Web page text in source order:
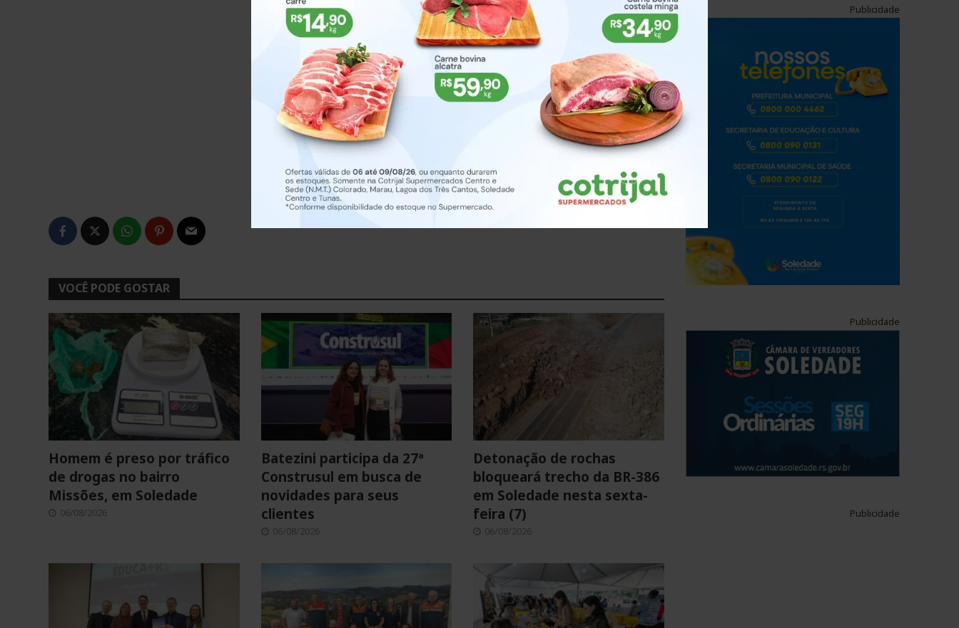
VOCÊ PODE GOSTAR
Homem é preso por tráfico
de drogas no bairro
Missões, em Soledade
06/08/2026
Batezini participa da 27ª
Construsul em busca de
novidades para seus
clientes
06/08/2026
Detonação de rochas
bloqueará trecho da BR-386
em Soledade nesta sexta-
feira (7)
06/08/2026
Publicidade
Publicidade
Publicidade